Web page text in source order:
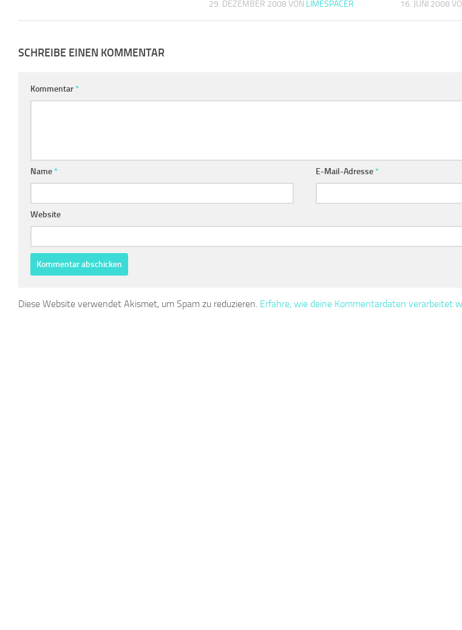
29. DEZEMBER 2008 VON LIMESPACER 16. JUNI 2008
SCHREIBE EINEN KOMMENTAR
Kommentar*
Name* E-Mail-Adresse*
Website
Diese Website verwendet Akismet, um Spam zu reduzieren. Erfahre, wie deine Kommentardaten verarbeitet